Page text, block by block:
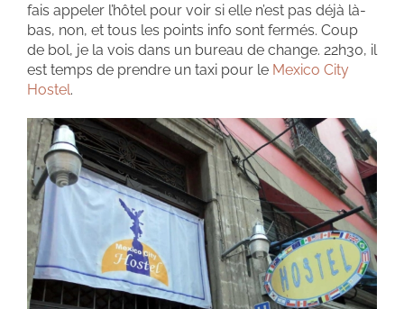
fais appeler l’hôtel pour voir si elle n’est pas déjà là-
bas, non, et tous les points info sont fermés. Coup
de bol, je la vois dans un bureau de change. 22h30, il
est temps de prendre un taxi pour le Mexico City
Hostel.